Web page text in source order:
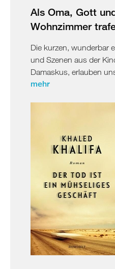
Als Oma, Gott
Wohnzimmer
Die kurzen, wunderbar
und Szenen aus der
Damaskus, erlauben
mehr